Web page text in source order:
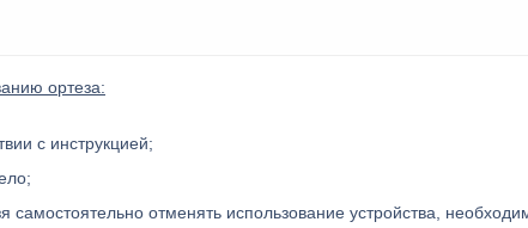
ортеза:
с инструкцией;
отменять использование устройства,